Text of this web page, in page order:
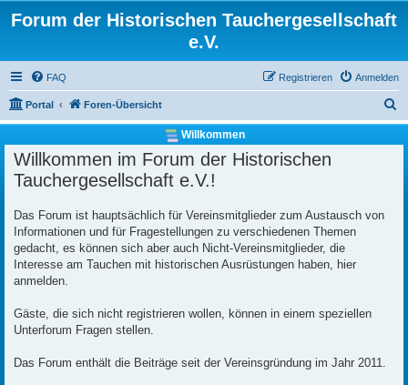
Forum der Historischen Tauchergesellschaft
e.V.
FAQ Anmelden
Registrieren
Portal Foren-Übersicht
u
c
Willkommen
Willkommen im Forum der Historischen
Tauchergesellschaft e.V.!
Das Forum ist hauptsächlich für Vereinsmitglieder zum Austausch von
Informationen und für Fragestellungen zu verschiedenen Themen
gedacht, es können sich aber auch Nicht-Vereinsmitglieder, die
Interesse am Tauchen mit historischen Ausrüstungen haben, hier
anmelden.
Gäste, die sich nicht registrieren wollen, können in einem speziellen
Unterforum Fragen stellen.
Das Forum enthält die Beiträge seit der Vereinsgründung im Jahr 2011.